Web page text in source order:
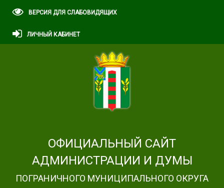
ВЕРСИЯ ДЛЯ СЛАБОВИДЯЩИХ
ЛИЧНЫЙ КАБИНЕТ
ОФИЦИАЛЬНЫЙ САЙТ
АДМИНИСТРАЦИИ И ДУМЫ
ПОГРАНИЧНОГО МУНИЦИПАЛЬНОГО ОКРУГА